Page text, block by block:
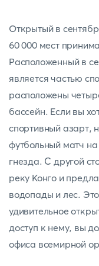
Открытый в
60 000 мест
Расположенный в
является частью
расположены
бассейн. Если вы
спортивный азарт,
футбольный матч
гнезда. С другой
реку Конго и
водопады и лес.
удивительное
доступ к нему, вы
офиса всемирной